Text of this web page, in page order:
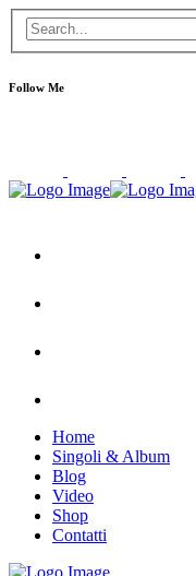
Follow Me
Home
Singoli & Album
Blog
Video
Shop
Contatti